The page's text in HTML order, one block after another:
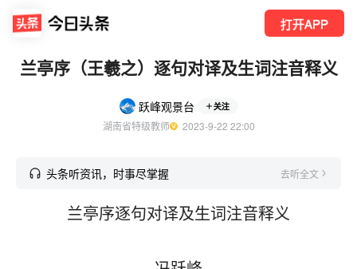
打开APP
兰亭序（王羲之）逐句对译及生词注音释义
跃峰观景台 关注
湖南省特级教师
  2023-9-22 22:00
头条听资讯，时事尽掌握 去听全文
兰亭序逐句对译及生词注音释义